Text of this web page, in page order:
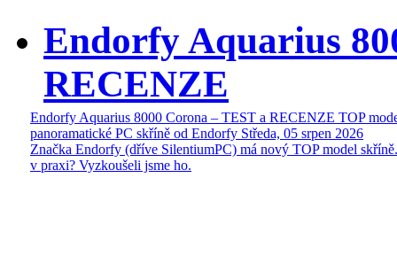
Endorfy Aquarius
RECENZE
Endorfy Aquarius 8000 Corona – TEST a RECENZE TOP
panoramatické PC skříně od Endorfy Středa, 05 srpen 2026
Značka Endorfy (dříve SilentiumPC) má nový TOP model
v praxi? Vyzkoušeli jsme ho.